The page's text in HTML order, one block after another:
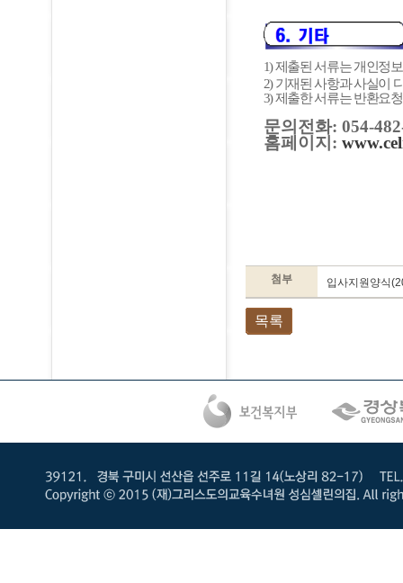
1)제출된 서류는 개인정
2)기재된 사항과 사실이
3)제출한 서류는 반환요
문의전화: 054-
홈페이지 :
첨부 입사지원양식
목록